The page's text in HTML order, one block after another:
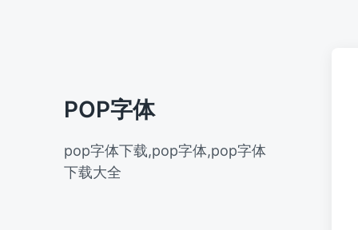
POP字体
pop字体下载,pop字体,pop字体
下载大全